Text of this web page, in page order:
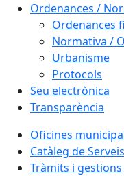
Ordenances /
Ordenances
Normativa /
Urbanisme
Protocols
Seu electrònica
Transparència
Oficines
Catàleg de Serveis
Tràmits i gestions